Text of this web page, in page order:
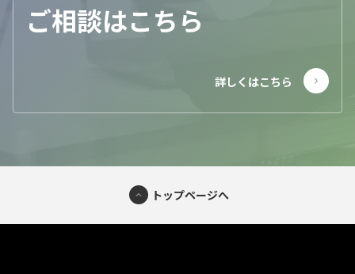
ご相談はこちら
トップページへ